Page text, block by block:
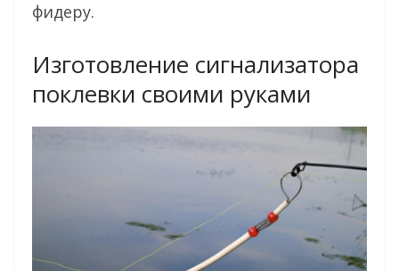
фидеру.
Изготовление сигнализатора
поклевки своими руками